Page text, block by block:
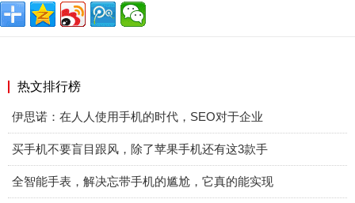
热文排行榜
伊思诺：在人人使用手机的时代，SEO对于企业
买手机不要盲目跟风，除了苹果手机还有这3款手
全智能手表，解决忘带手机的尴尬，它真的能实现